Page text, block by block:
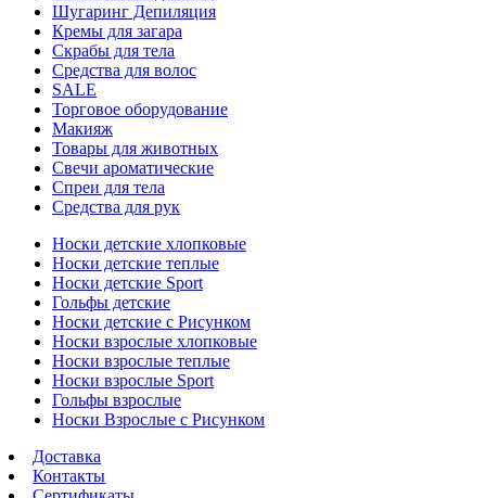
Шугаринг Депиляция
Кремы для загара
Скрабы для тела
Средства для волос
SALE
Торговое оборудование
Макияж
Товары для животных
Свечи ароматические
Спреи для тела
Средства для рук
Носки детские хлопковые
Носки детские теплые
Носки детские Sport
Гольфы детские
Носки детские с Рисунком
Носки взрослые хлопковые
Носки взрослые теплые
Носки взрослые Sport
Гольфы взрослые
Носки Взрослые с Рисунком
Доставка
Контакты